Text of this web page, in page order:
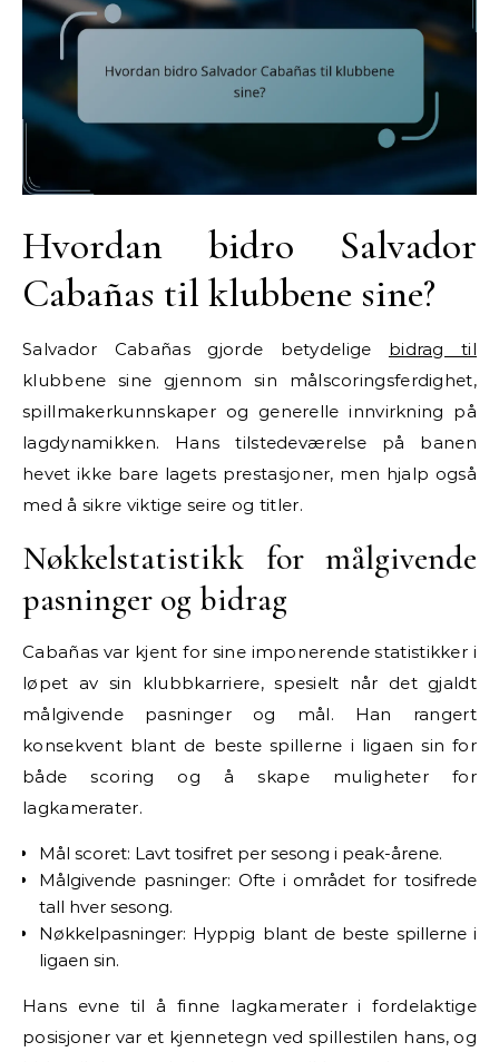
Hvordan bidro Salvador
Cabañas til klubbene sine?
Salvador Cabañas gjorde betydelige bidrag til
klubbene sine gjennom sin målscoringsferdighet,
spillmakerkunnskaper og generelle innvirkning på
lagdynamikken. Hans tilstedeværelse på banen
hevet ikke bare lagets prestasjoner, men hjalp også
med å sikre viktige seire og titler.
Nøkkelstatistikk for målgivende
pasninger og bidrag
Cabañas var kjent for sine imponerende statistikker i
løpet av sin klubbkarriere, spesielt når det gjaldt
målgivende pasninger og mål. Han rangert
konsekvent blant de beste spillerne i ligaen sin for
både scoring og å skape muligheter for
lagkamerater.
Mål scoret: Lavt tosifret per sesong i peak-årene.
Målgivende pasninger: Ofte i området for tosifrede
tall hver sesong.
Nøkkelpasninger: Hyppig blant de beste spillerne i
ligaen sin.
Hans evne til å finne lagkamerater i fordelaktige
posisjoner var et kjennetegn ved spillestilen hans, og